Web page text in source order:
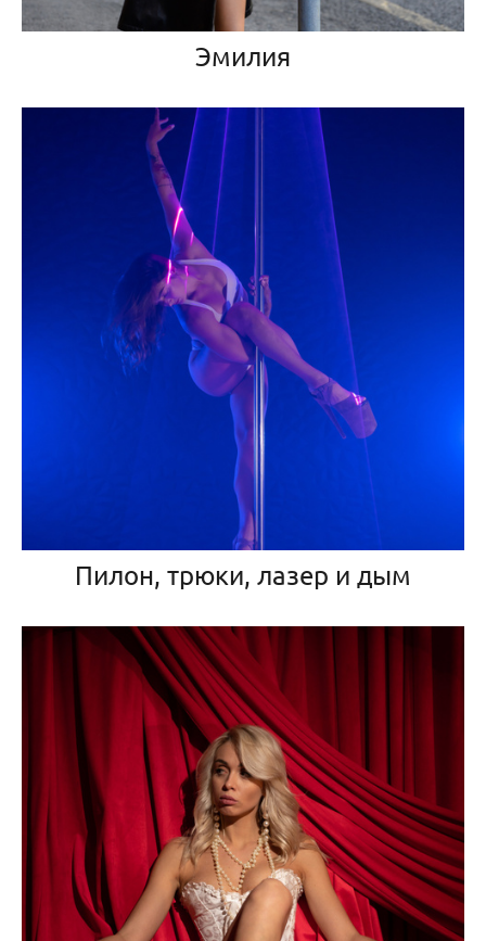
Эмилия
Пилон, трюки, лазер и дым